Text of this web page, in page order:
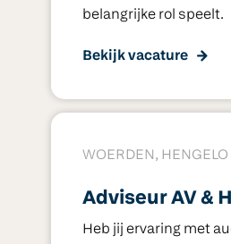
belangrijke rol speelt.
Bekijk vacature
WOERDEN, HENGELO
Adviseur AV &
Heb jij ervaring met